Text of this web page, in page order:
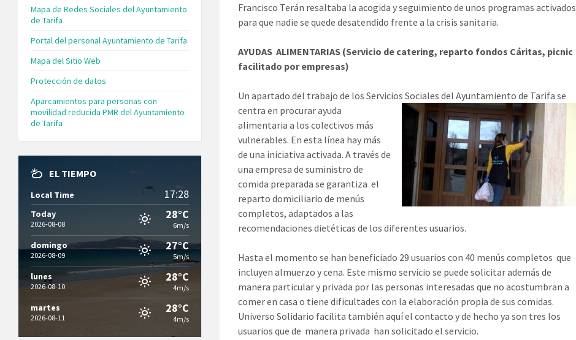
Francisco Terán resaltaba la acogida y seguimiento de unos programas activados
para que nadie se quede desatendido frente a la crisis sanitaria.
AYUDAS ALIMENTARIAS (Servicio de catering, reparto fondos Cáritas, picnic
facilitado por empresas)
Un apartado del trabajo de los Servicios Sociales del Ayuntamiento de Tarifa se
centra en procurar ayuda
alimentaria a los colectivos más
vulnerables. En esta línea hay más
de una iniciativa activada. A través de
una empresa de suministro de
comida preparada se garantiza el
reparto domiciliario de menús
completos, adaptados a las
recomendaciones dietéticas de los diferentes usuarios.
Hasta el momento se han beneficiado 29 usuarios con 40 menús completos que
incluyen almuerzo y cena. Este mismo servicio se puede solicitar además de
manera particular y privada por las personas interesadas que no acostumbran a
comer en casa o tiene dificultades con la elaboración propia de sus comidas.
Universo Solidario facilita también aquí el contacto y de hecho ya son tres los
usuarios que de manera privada han solicitado el servicio.
Mapa de Redes Sociales del Ayuntamiento
de Tarifa
Portal del personal Ayuntamiento de Tarifa
Mapa del Sitio Web
Protección de datos
Aparcamientos para personas con
movilidad reducida PMR del Ayuntamiento
de Tarifa
EL TIEMPO
Local Time 17:28
Today
2026-08-08
28°C
6m/s
domingo
2026-08-09
27°C
5m/s
lunes
2026-08-10
28°C
4m/s
martes
2026-08-11
28°C
4m/s